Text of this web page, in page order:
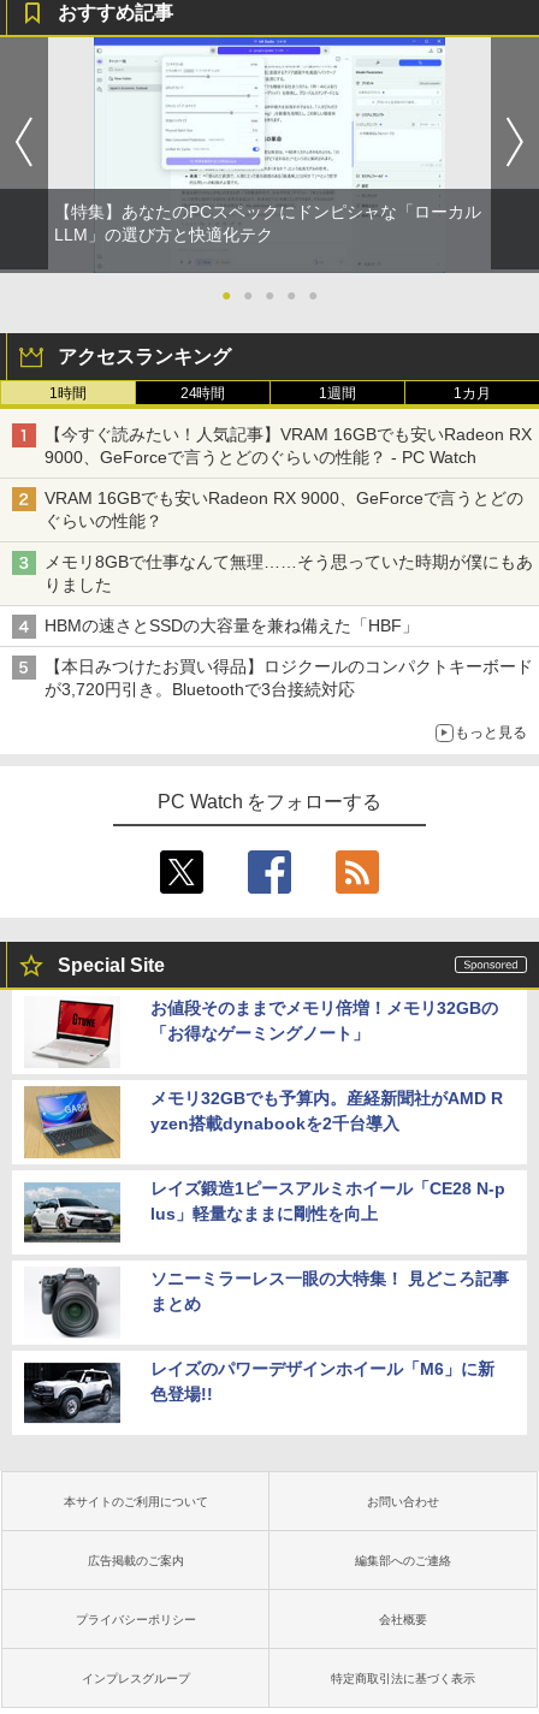
おすすめ記事
【特集】あなたのPCスペックにドンピシャな「ローカル
LLM」の選び方と快適化テク
● ● ● ● ●
アクセスランキング
1時間 24時間 1週間 1カ月
【今すぐ読みたい！人気記事】VRAM 16GBでも安いRadeon RX
9000、GeForceで言うとどのぐらいの性能？ - PC Watch
VRAM 16GBでも安いRadeon RX 9000、GeForceで言うとどの
ぐらいの性能？
メモリ8GBで仕事なんて無理……そう思っていた時期が僕にもあ
りました
HBMの速さとSSDの大容量を兼ね備えた「HBF」
【本日みつけたお買い得品】ロジクールのコンパクトキーボード
が3,720円引き。Bluetoothで3台接続対応
もっと見る
PC Watch をフォローする
Special Site
お値段そのままでメモリ倍増！メモリ32GBの
「お得なゲーミングノート」
メモリ32GBでも予算内。産経新聞社がAMD R
yzen搭載dynabookを2千台導入
レイズ鍛造1ピースアルミホイール「CE28 N-p
lus」軽量なままに剛性を向上
ソニーミラーレス一眼の大特集！ 見どころ記事
まとめ
レイズのパワーデザインホイール「M6」に新
色登場!!
本サイトのご利用について お問い合わせ
広告掲載のご案内 編集部へのご連絡
プライバシーポリシー 会社概要
インプレスグループ 特定商取引法に基づく表示